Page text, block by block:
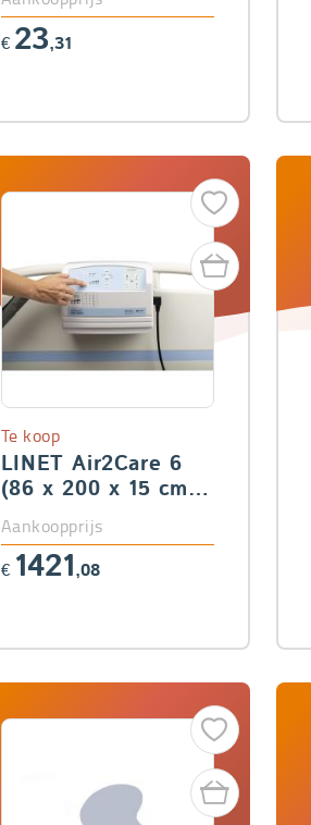
€ 23,31
LINET Air2Care 6
(86 x 200 x 15 cm)
Te koop
Aankoopprijs
€ 1421,08